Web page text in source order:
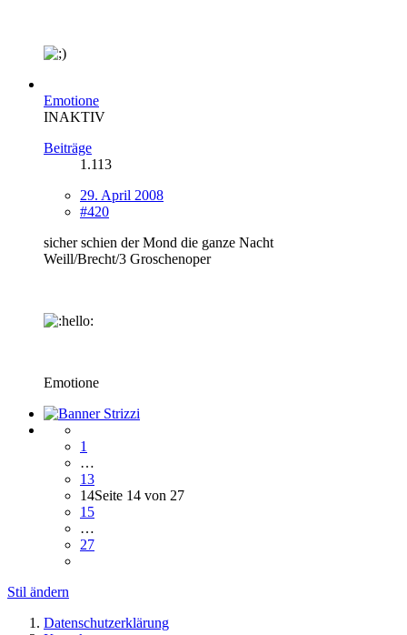
Emotione
INAKTIV
Beiträge
1.113
29. April 2008
#420
sicher schien der Mond die ganze Nacht
Weill/Brecht/3 Groschenoper
Emotione
1
…
13
14Seite 14 von 27
15
…
27
Stil ändern
Datenschutzerklärung